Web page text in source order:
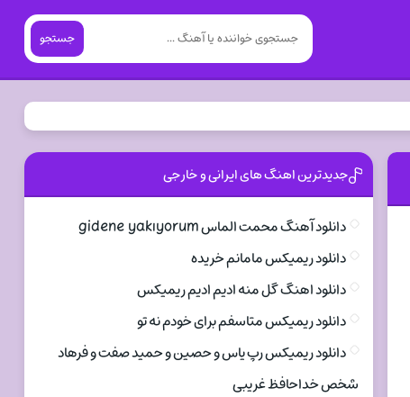
جستجو
جدیدترین اهنگ های ایرانی و خارجی
دانلود آهنگ محمت الماس gidene yakıyorum
دانلود ریمیکس مامانم خریده
دانلود اهنگ گل منه ادیم ادیم ریمیکس
دانلود ریمیکس متاسفم برای خودم نه تو
دانلود ریمیکس رپ یاس و حصین و حمید صفت و فرهاد
شخص خداحافظ غریبی